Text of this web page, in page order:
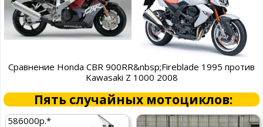
Сравнение Honda CBR 900RR&nbsp;Fireblade 1995 против
Kawasaki Z 1000 2008
Пять случайных мотоциклов:
586000р.*